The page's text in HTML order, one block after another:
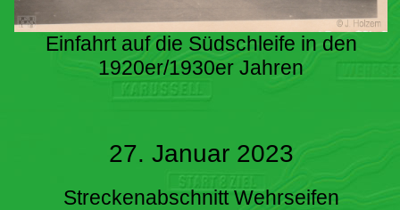
Einfahrt auf die Südschleife in den
1920er/1930er Jahren
27. Januar 2023
Streckenabschnitt Wehrseifen